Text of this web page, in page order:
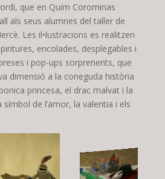
que en Quim Corominas
als seus alumnes del taller de
Les il•lustracions es realitzen
encolades, desplegables i
i pop-ups sorprenents, que
dimensió a la coneguda història
princesa, el drac malvat i la
de l’amor, la valentia i els